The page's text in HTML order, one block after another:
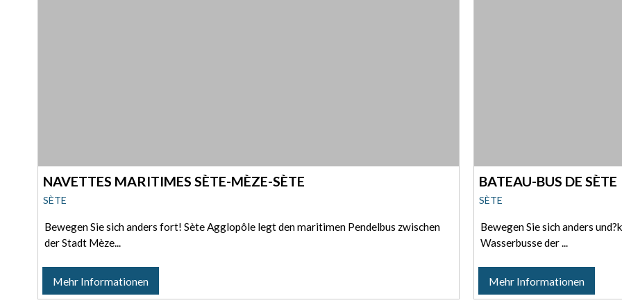
NAVETTES MARITIMES SÈTE-MÈZE-SÈTE
SÈTE
Bewegen Sie sich anders fort! Sète Agglopôle legt den maritimen Pendelbus zwischen
der Stadt Mèze...
Mehr Informationen
BATEAU-BUS DE SÈTE
SÈTE
Bewegen Sie sich anders
Wasserbusse der ...
Mehr Informationen